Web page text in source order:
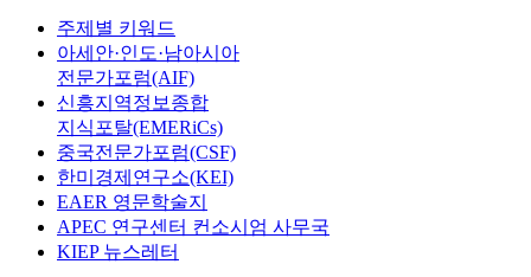
주제별 키워드
아세안·인도·남아시아
전문가포럼(AIF)
신흥지역정보종합
지식포탈(EMERiCs)
중국전문가포럼(CSF)
한미경제연구소(KEI)
EAER 영문학술지
APEC 연구센터 컨소시엄 사무국
KIEP 뉴스레터